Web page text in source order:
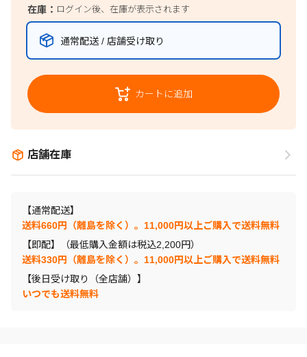
在庫： ログイン後、在庫が表示されます
通常配送 / 店舗受け取り
カートに追加
店舗在庫
【通常配送】
送料660円（離島を除く）。11,000円以上ご購入で送料無料
【即配】（最低購入金額は税込2,200円）
送料330円（離島を除く）。11,000円以上ご購入で送料無料
【後日受け取り（全店舗）】
いつでも送料無料